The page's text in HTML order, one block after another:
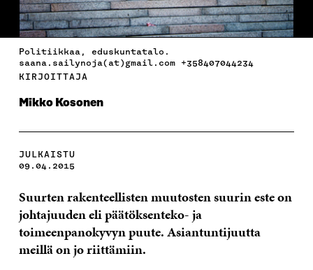
Politiikkaa, eduskuntatalo.
saana.sailynoja(at)gmail.com +358407044234
KIRJOITTAJA
Mikko Kosonen
JULKAISTU
09.04.2015
Suurten rakenteellisten muutosten suurin este on
johtajuuden eli päätöksenteko- ja
toimeenpanokyvyn puute. Asiantuntijuutta
meillä on jo riittämiin.